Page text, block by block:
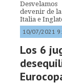
devenir de
Italia e
10/07/2021
Los 6